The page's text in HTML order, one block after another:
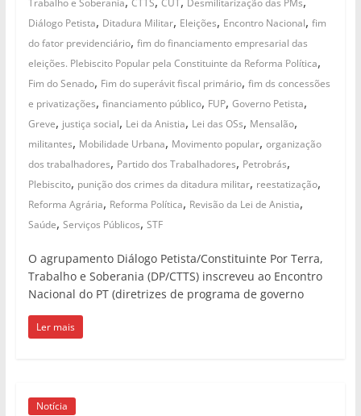
Diálogo Petista, Ditadura Militar, Eleições, Encontro Nacional, fim
do fator previdenciário, fim do financiamento empresarial das
eleições. Plebiscito Popular pela Constituinte da Reforma Política,
Fim do Senado, Fim do superávit fiscal primário, fim ds concessões
e privatizações, financiamento público, FUP, Governo Petista,
Greve, justiça social, Lei da Anistia, Lei das OSs, Mensalão,
militantes, Mobilidade Urbana, Movimento popular, organização
dos trabalhadores, Partido dos Trabalhadores, Petrobrás,
Plebiscito, punição dos crimes da ditadura militar, reestatização,
Reforma Agrária, Reforma Política, Revisão da Lei de Anistia,
Saúde, Serviços Públicos, STF
O agrupamento Diálogo Petista/Constituinte Por Terra,
Trabalho e Soberania (DP/CTTS) inscreveu ao Encontro
Nacional do PT (diretrizes de programa de governo
Ler mais
Notícia